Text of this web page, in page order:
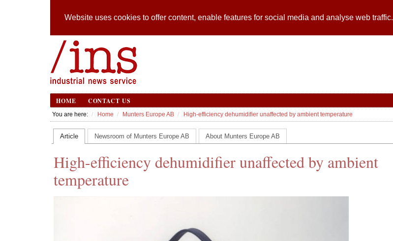
Website uses cookies to offer content, enable features for social media and analyse web traffic.
HOME CONTACT US
You are here: Home Munters Europe AB High-efficiency dehumidifier unaffected by ambient temperature
Article Newsroom of Munters Europe AB About Munters Europe AB
High-efficiency dehumidifier unaffected by ambient
temperature